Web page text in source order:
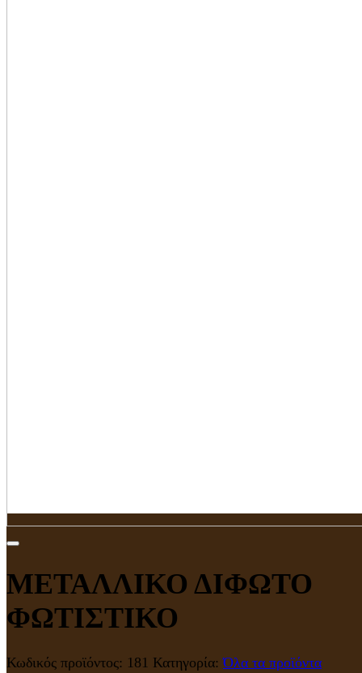
ΜΕΤΑΛΛΙΚΟ ΔΙΦΩΤΟ
ΦΩΤΙΣΤΙΚΟ
Κωδικός προϊόντος: 181 Κατηγορία:Όλα τα προϊόντα